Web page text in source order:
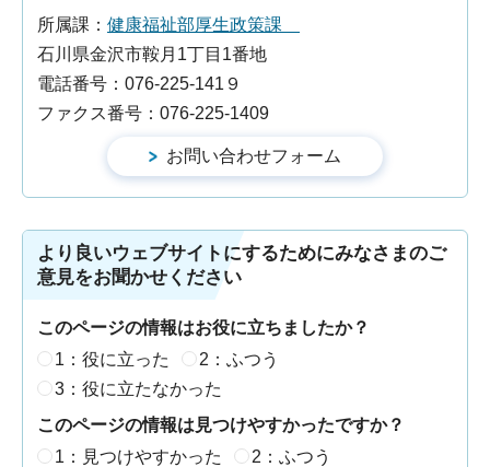
所属課： 健康福祉部厚生政策課
石川県金沢市鞍月1丁目1番地
電話番号：076-225-141９
ファクス番号：076-225-1409
より良いウェブサイトにするためにみなさまのご
意見をお聞かせください
このページの情報はお役に立ちましたか？
1：役に立った
2：ふつう
3：役に立たなかった
このページの情報は見つけやすかったですか？
1：見つけやすかった
2：ふつう